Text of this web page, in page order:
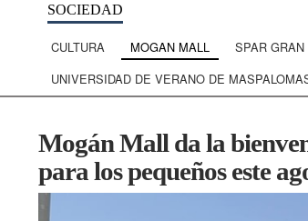
SOCIEDAD
CULTURA MOGAN MALL SPAR
UNIVERSIDAD DE VERANO DE
Mogán Mall da la
para los pequeños este